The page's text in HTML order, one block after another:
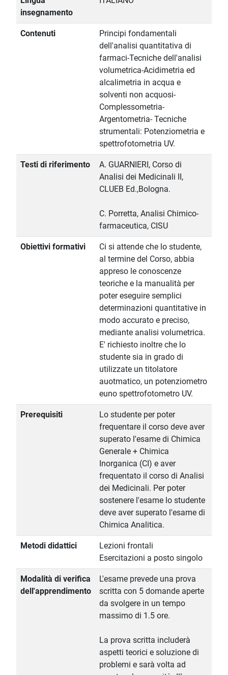
insegnamento
Contenuti
Principi fondamentali
dell'analisi quantitativa di
farmaci-Tecniche dell'analisi
volumetrica-Acidimetria ed
alcalimetria in acqua e
solventi non acquosi-
Complessometria-
Argentometria- Tecniche
strumentali: Potenziometria e
spettrofotometria UV.
Testi di riferimento
A. GUARNIERI, Corso di
Analisi dei Medicinali II,
CLUEB Ed.,Bologna.
C. Porretta, Analisi Chimico-
farmaceutica, CISU
Obiettivi formativi
Ci si attende che lo studente,
al termine del Corso, abbia
appreso le conoscenze
teoriche e la manualità per
poter eseguire semplici
determinazioni quantitative in
modo accurato e preciso,
mediante analisi volumetrica.
E' richiesto inoltre che lo
studente sia in grado di
utilizzate un titolatore
auotmatico, un potenziometro
euno spettrofotometro UV.
Prerequisiti
Lo studente per poter
frequentare il corso deve aver
superato l'esame di Chimica
Generale + Chimica
Inorganica (CI) e aver
frequentato il corso di Analisi
dei Medicinali. Per poter
sostenere l'esame lo studente
deve aver superato l'esame di
Chimica Analitica.
Metodi didattici
Lezioni frontali
Esercitazioni a posto singolo
Modalità di verifica
dell'apprendimento
L'esame prevede una prova
scritta con 5 domande aperte
da svolgere in un tempo
massimo di 1.5 ore.
La prova scritta includerà
aspetti teorici e soluzione di
problemi e sarà volta ad